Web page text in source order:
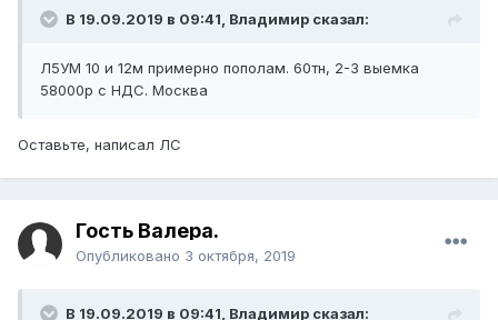
В 19.09.2019 в 09:41, Владимир сказал:
Л5УМ 10 и 12м примерно пополам. 60тн, 2-3 выемка
58000р с НДС. Москва
Оставьте, написал ЛС
Гость Валера.
Опубликовано 3 октября, 2019
В 19.09.2019 в 09:41, Владимир сказал: